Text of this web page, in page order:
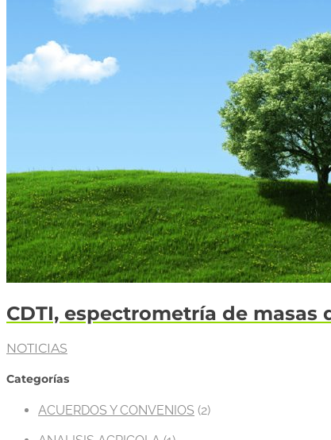
CDTI, espectrometría de masas
NOTICIAS
Categorías
ACUERDOS Y CONVENIOS (2)